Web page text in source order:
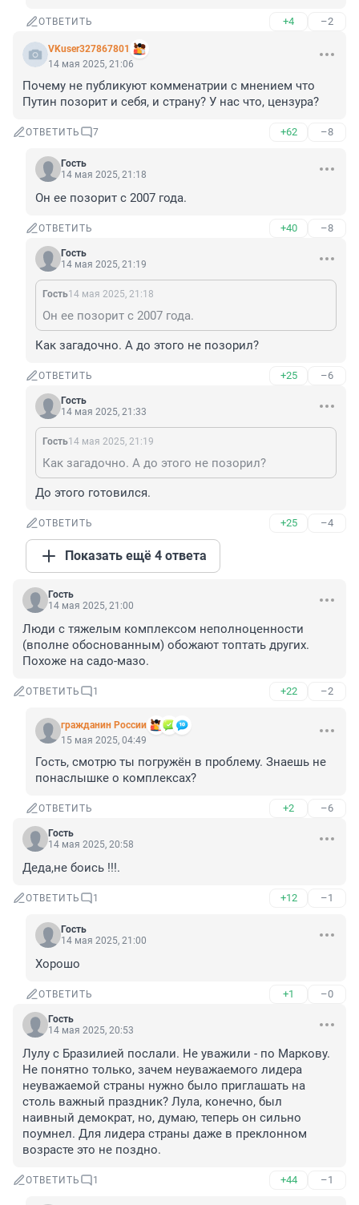
ОТВЕТИТЬ +4 –2
VKuser327867801
14 мая 2025, 21:06
Почему не публикуют комменатрии с мнением что
Путин позорит и себя, и страну? У нас что, цензура?
ОТВЕТИТЬ 7 +62 –8
Гость
14 мая 2025, 21:18
Он ее позорит с 2007 года.
ОТВЕТИТЬ +40 –8
Гость
14 мая 2025, 21:19
Гость14 мая 2025, 21:18
Он ее позорит с 2007 года.
Как загадочно. А до этого не позорил?
ОТВЕТИТЬ +25 –6
Гость
14 мая 2025, 21:33
Гость14 мая 2025, 21:19
Как загадочно. А до этого не позорил?
До этого готовился.
ОТВЕТИТЬ +25 –4
Показать ещё 4 ответа
Гость
14 мая 2025, 21:00
Люди с тяжелым комплексом неполноценности
(вполне обоснованным) обожают топтать других.
Похоже на садо-мазо.
ОТВЕТИТЬ 1 +22 –2
гражданин России
15 мая 2025, 04:49
Гость, смотрю ты погружён в проблему. Знаешь не
понаслышке о комплексах?
ОТВЕТИТЬ +2 –6
Гость
14 мая 2025, 20:58
Деда,не боись !!!.
ОТВЕТИТЬ 1 +12 –1
Гость
14 мая 2025, 21:00
Хорошо
ОТВЕТИТЬ +1 –0
Гость
14 мая 2025, 20:53
Лулу с Бразилией послали. Не уважили - по Маркову.
Не понятно только, зачем неуважаемого лидера
неуважаемой страны нужно было приглашать на
столь важный праздник? Лула, конечно, был
наивный демократ, но, думаю, теперь он сильно
поумнел. Для лидера страны даже в преклонном
возрасте это не поздно.
ОТВЕТИТЬ 1 +44 –1